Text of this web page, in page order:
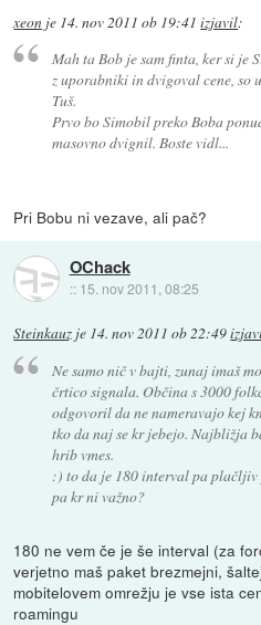
xeon je 14. nov 2011 ob 19:41 izjavil:
Mah ta Bob je sam finta, ker si
z uporabniki in dvigoval cene, so
Tuš.
Prvo bo Simobil preko Boba
masovno dvignil. Boste vidl...
Pri Bobu ni vezave, ali pač?
OChack
:: 15. nov 2011, 08:25
Steinkauz je 14. nov 2011 ob 22:49
Ne samo nič v bajti, zunaj imaš
črtico signala. Občina s 3000
odgovoril da ne nameravajo kej
tko da naj se kr jebejo. Najbližja
hrib vmes.
:) to da je 180 interval pa plačljiv
pa kr ni važno?
180 ne vem če je še interval (za
verjetno maš paket brezmejni,
mobitelovem omrežju je vse ista
roamingu